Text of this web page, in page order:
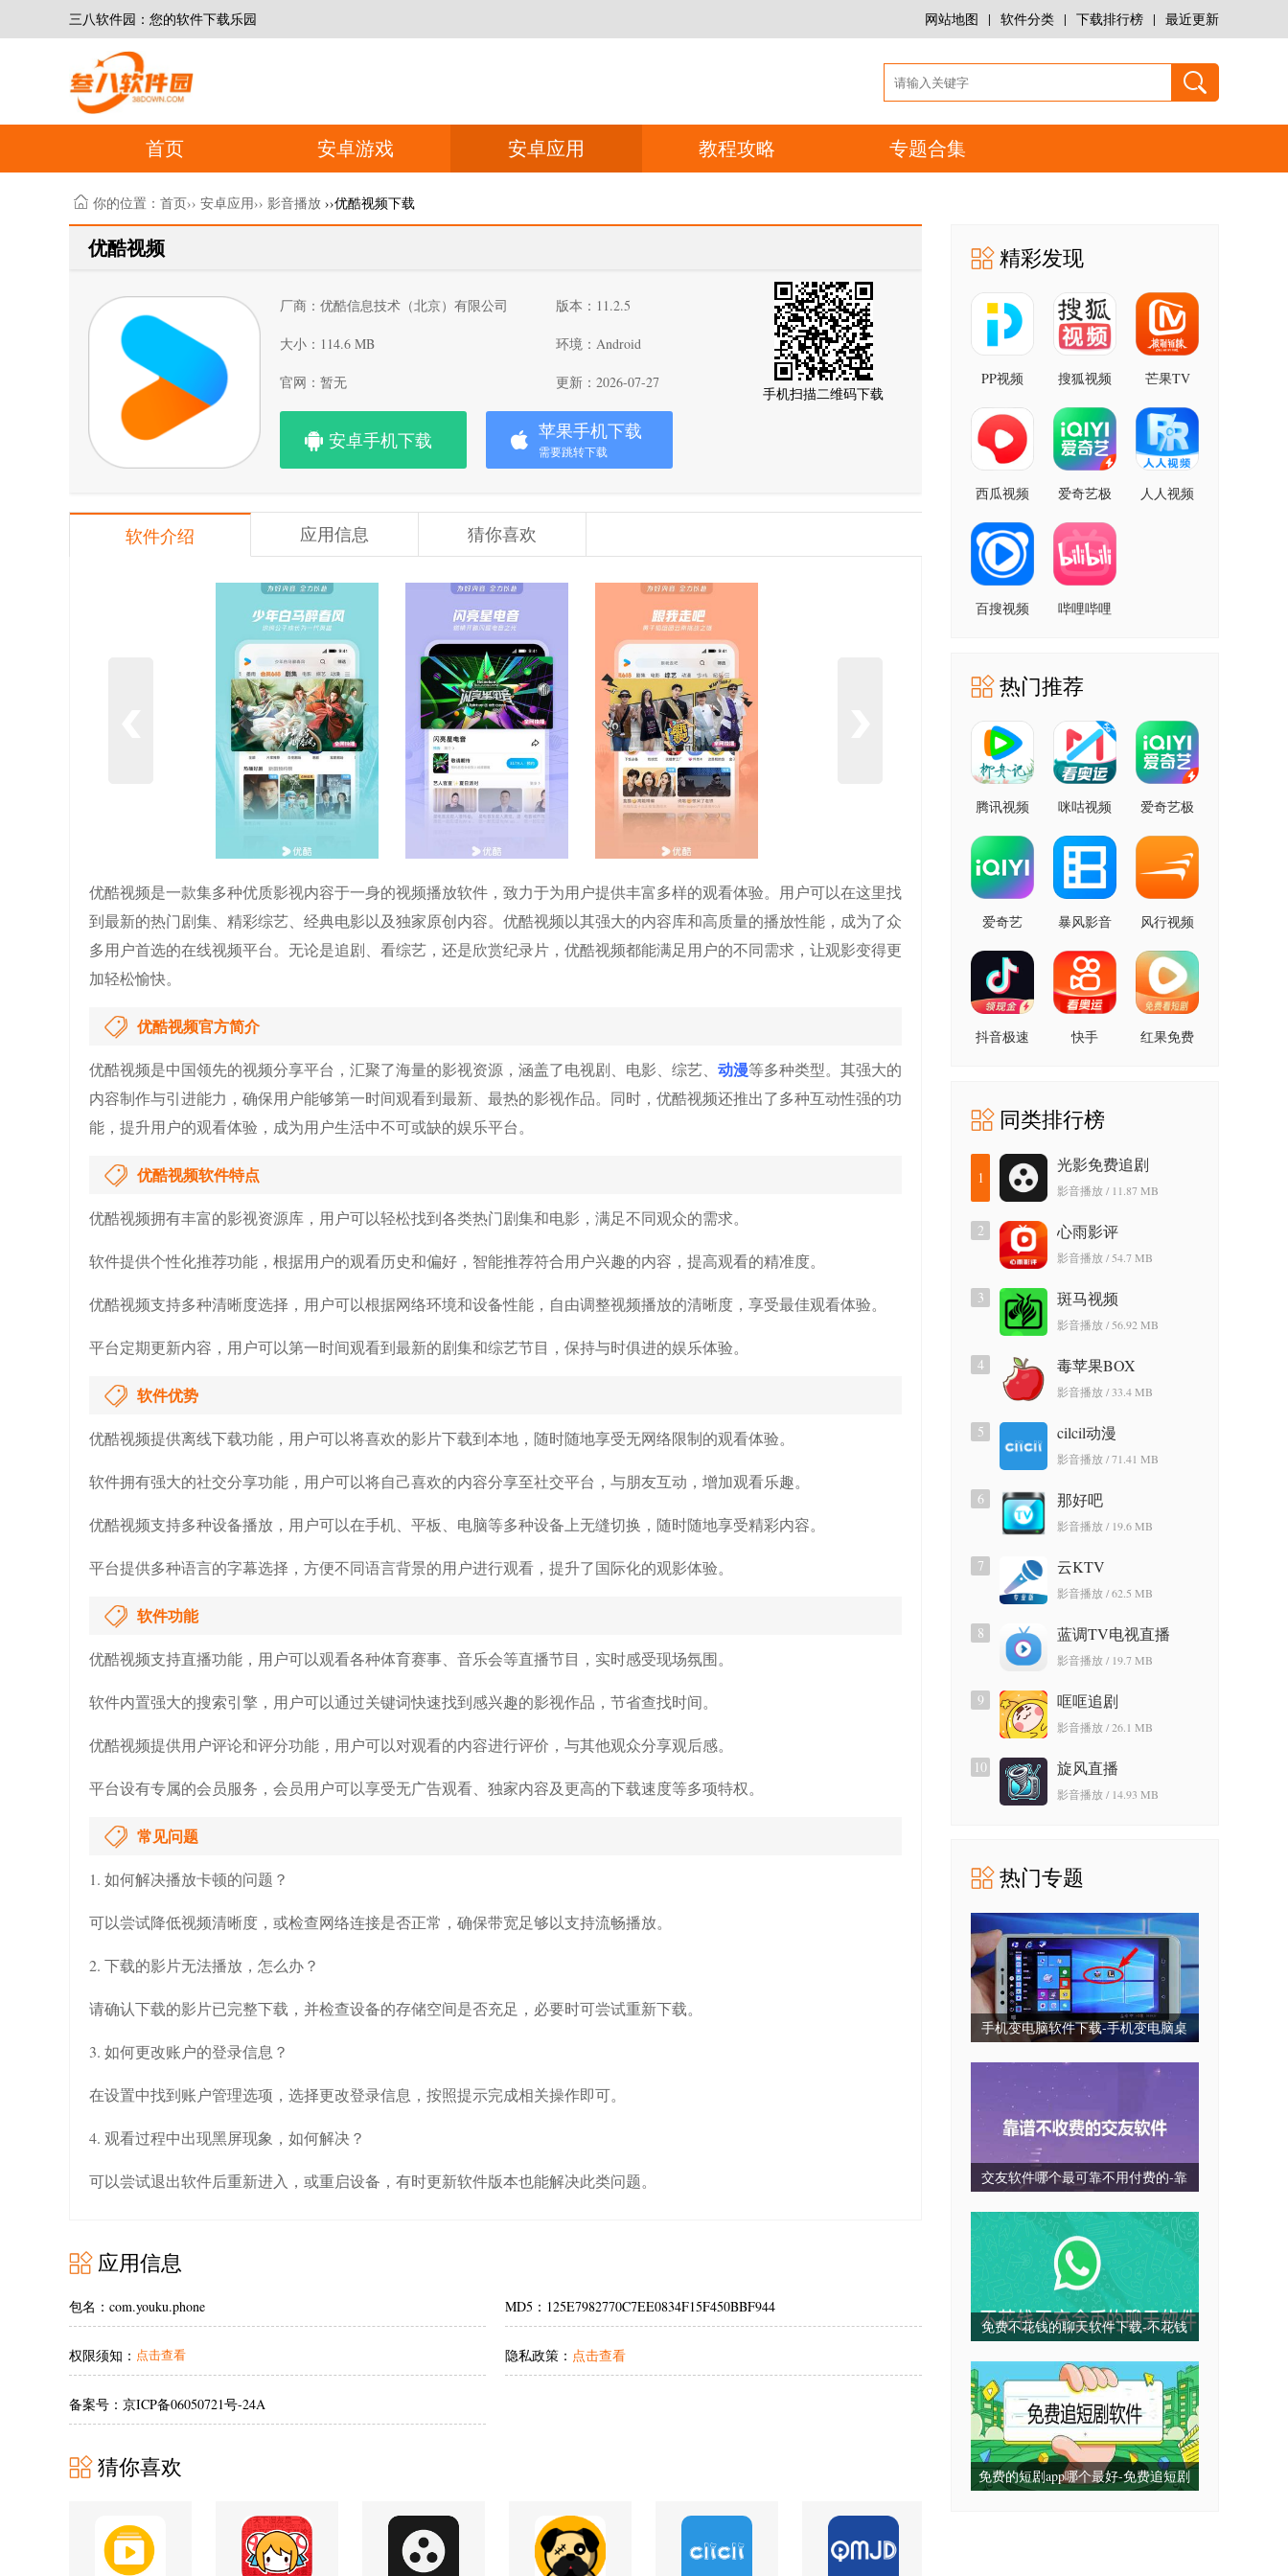
三八软件园：您的软件下载乐园 最近更新
下载排行榜 |
软件分类 |
网站地图 |
首页 安卓游戏 安卓应用 教程攻略 专题合集
你的位置： 首页›› 安卓应用›› 影音播放 ››优酷视频下载
优酷视频
安卓手机下载 苹果手机下载
需要跳转下载
厂商：优酷信息技术（北京）有限公司 版本：11.2.5
大小：114.6 MB 环境：Android
官网：暂无 更新：2026-07-27
手机扫描二维码下载
软件介绍 应用信息 猜你喜欢
优酷视频是一款集多种优质影视内容于一身的视频播放软件，致力于为用户提供丰富多样的观看体验。用户可以在这里找
到最新的热门剧集、精彩综艺、经典电影以及独家原创内容。优酷视频以其强大的内容库和高质量的播放性能，成为了众
多用户首选的在线视频平台。无论是追剧、看综艺，还是欣赏纪录片，优酷视频都能满足用户的不同需求，让观影变得更
加轻松愉快。
优酷视频官方简介
优酷视频是中国领先的视频分享平台，汇聚了海量的影视资源，涵盖了电视剧、电影、综艺、 动漫等多种类型。其强大的
内容制作与引进能力，确保用户能够第一时间观看到最新、最热的影视作品。同时，优酷视频还推出了多种互动性强的功
能，提升用户的观看体验，成为用户生活中不可或缺的娱乐平台。
优酷视频软件特点
优酷视频拥有丰富的影视资源库，用户可以轻松找到各类热门剧集和电影，满足不同观众的需求。
软件提供个性化推荐功能，根据用户的观看历史和偏好，智能推荐符合用户兴趣的内容，提高观看的精准度。
优酷视频支持多种清晰度选择，用户可以根据网络环境和设备性能，自由调整视频播放的清晰度，享受最佳观看体验。
平台定期更新内容，用户可以第一时间观看到最新的剧集和综艺节目，保持与时俱进的娱乐体验。
软件优势
优酷视频提供离线下载功能，用户可以将喜欢的影片下载到本地，随时随地享受无网络限制的观看体验。
软件拥有强大的社交分享功能，用户可以将自己喜欢的内容分享至社交平台，与朋友互动，增加观看乐趣。
优酷视频支持多种设备播放，用户可以在手机、平板、电脑等多种设备上无缝切换，随时随地享受精彩内容。
平台提供多种语言的字幕选择，方便不同语言背景的用户进行观看，提升了国际化的观影体验。
软件功能
优酷视频支持直播功能，用户可以观看各种体育赛事、音乐会等直播节目，实时感受现场氛围。
软件内置强大的搜索引擎，用户可以通过关键词快速找到感兴趣的影视作品，节省查找时间。
优酷视频提供用户评论和评分功能，用户可以对观看的内容进行评价，与其他观众分享观后感。
平台设有专属的会员服务，会员用户可以享受无广告观看、独家内容及更高的下载速度等多项特权。
常见问题
1. 如何解决播放卡顿的问题？
可以尝试降低视频清晰度，或检查网络连接是否正常，确保带宽足够以支持流畅播放。
2. 下载的影片无法播放，怎么办？
请确认下载的影片已完整下载，并检查设备的存储空间是否充足，必要时可尝试重新下载。
3. 如何更改账户的登录信息？
在设置中找到账户管理选项，选择更改登录信息，按照提示完成相关操作即可。
4. 观看过程中出现黑屏现象，如何解决？
可以尝试退出软件后重新进入，或重启设备，有时更新软件版本也能解决此类问题。
应用信息
包名：com.youku.phone MD5：125E7982770C7EE0834F15F450BBF944
权限须知： 点击查看 隐私政策： 点击查看
备案号：京ICP备06050721号-24A
猜你喜欢
精彩发现
PP视频 搜狐视频 芒果TV
西瓜视频
爱奇艺极
人人视频
百搜视频 哔哩哔哩
热门推荐
腾讯视频 咪咕视频
爱奇艺极
爱奇艺 暴风影音 风行视频
抖音极速
快手
红果免费
同类排行榜
1
光影免费追剧
影音播放 / 11.87 MB
2 心雨影评
影音播放 / 54.7 MB
3 斑马视频
影音播放 / 56.92 MB
4 毒苹果BOX
影音播放 / 33.4 MB
5 cilcil动漫
影音播放 / 71.41 MB
6 那好吧
影音播放 / 19.6 MB
7 云KTV
影音播放 / 62.5 MB
8 蓝调TV电视直播
影音播放 / 19.7 MB
9 哐哐追剧
影音播放 / 26.1 MB
10 旋风直播
影音播放 / 14.93 MB
热门专题
手机变电脑软件下载-手机变电脑桌
交友软件哪个最可靠不用付费的-靠
费的交友平台
免费不花钱的聊天软件下载-不花钱
值的聊天软件app
免费的短剧app哪个最好-免费追短剧